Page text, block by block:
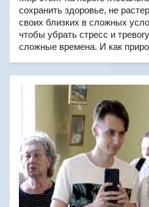
сохранить здоровье, не
своих близких в сложных
чтобы убрать стресс и
сложные времена. И как